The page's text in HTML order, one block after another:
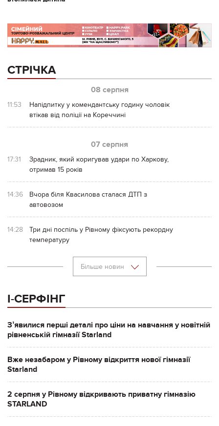
СТРІЧКА
08 серпня
11:53
Напідпитку у комендантську годину чоловік
втікав від поліції на Кореччині
07 серпня
17:31
Зрадник, який коригував удари по Харкову,
отримав 15 років
14:36
Вчора біля Квасилова сталася ДТП з
автовозом
14:28
Три дні поспіль у Рівному фіксують рекордну
температуру
Більше новин
І-СЕРФІНГ
Зʼявилися перші деталі про ціни на навчання у новітній
рівненській гімназії Starland
Вже незабаром у Рівному відкриття нової гімназії
Starland
2 серпня у Рівному відкривають приватну гімназію
STARLAND